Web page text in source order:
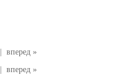
вперед »
вперед »